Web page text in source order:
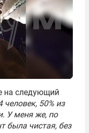
на следующий
50% из
У меня же, по
была чистая, без